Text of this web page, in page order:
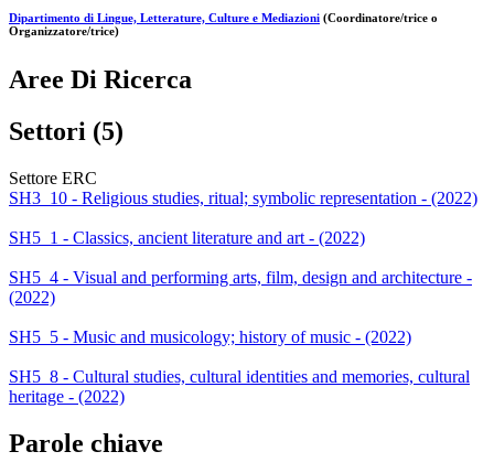
Dipartimento di Lingue, Letterature, Culture e Mediazioni (Coordinatore/trice o
Organizzatore/trice)
Aree Di Ricerca
Settori (5)
Settore ERC
SH3_10 - Religious studies, ritual; symbolic representation - (2022)
SH5_1 - Classics, ancient literature and art - (2022)
SH5_4 - Visual and performing arts, film, design and architecture -
(2022)
SH5_5 - Music and musicology; history of music - (2022)
SH5_8 - Cultural studies, cultural identities and memories, cultural
heritage - (2022)
Parole chiave